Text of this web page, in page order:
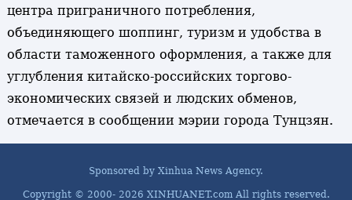
центра приграничного потребления,
объединяющего шоппинг, туризм и удобства в
области таможенного оформления, а также для
углубления китайско-российских торгово-
экономических связей и людских обменов,
отмечается в сообщении мэрии города Тунцзян.
Sponsored by Xinhua News Agency.
Copyright © 2000- 2026 XINHUANET.com All rights reserved.